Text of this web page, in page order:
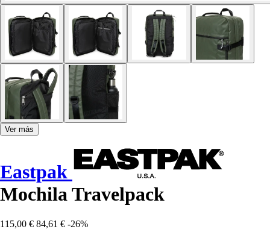
Ver más
Eastpak
Mochila Travelpack
115,00 € 84,61 € -26%